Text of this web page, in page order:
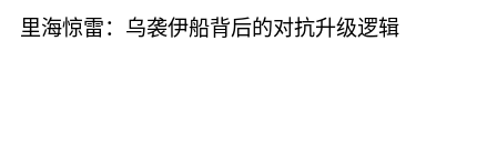
里海惊雷：乌袭伊船背后的对抗升级逻辑